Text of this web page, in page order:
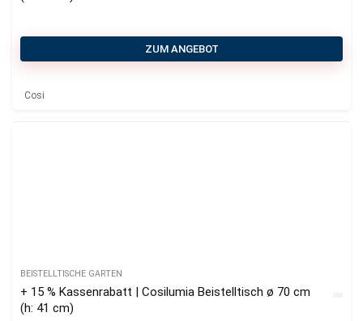
ZUM ANGEBOT
Cosi
BEISTELLTISCHE GARTEN
+ 15 % Kassenrabatt | Cosilumia Beistelltisch ø 70 cm
(h: 41 cm)